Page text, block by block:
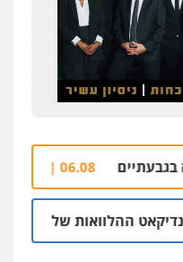
06.08 | 22:58 הבהרה:
של משפחת הרינג